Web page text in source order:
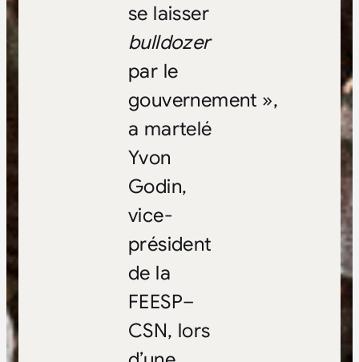
se laisser
bulldozer
par le
gouvernement »,
a martelé
Yvon
Godin,
vice-
président
de la
FEESP–
CSN, lors